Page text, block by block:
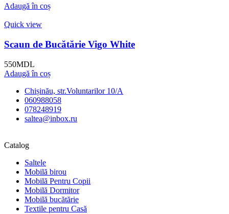
Adaugă în coș
Quick view
Scaun de Bucătărie Vigo White
550MDL
Adaugă în coș
Chișinău, str.Voluntarilor 10/A
060988058
078248919
saltea@inbox.ru
Catalog
Saltele
Mobilă birou
Mobilă Pentru Copii
Mobilă Dormitor
Mobilă bucătărie
Textile pentru Casă